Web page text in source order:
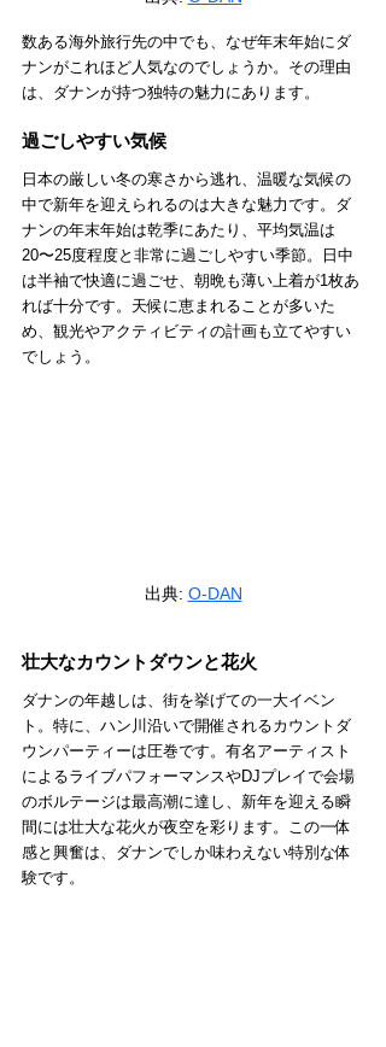
数ある海外旅行先の中でも、なぜ年末年始にダ
ナンがこれほど人気なのでしょうか。その理由
は、ダナンが持つ独特の魅力にあります。
過ごしやすい気候
日本の厳しい冬の寒さから逃れ、温暖な気候の
中で新年を迎えられるのは大きな魅力です。ダ
ナンの年末年始は乾季にあたり、平均気温は
20〜25度程度と非常に過ごしやすい季節。日中
は半袖で快適に過ごせ、朝晩も薄い上着が1枚あ
れば十分です。天候に恵まれることが多いた
め、観光やアクティビティの計画も立てやすい
でしょう。
出典: O-DAN
壮大なカウントダウンと花火
ダナンの年越しは、街を挙げての一大イベン
ト。特に、ハン川沿いで開催されるカウントダ
ウンパーティーは圧巻です。有名アーティスト
によるライブパフォーマンスやDJプレイで会場
のボルテージは最高潮に達し、新年を迎える瞬
間には壮大な花火が夜空を彩ります。この一体
感と興奮は、ダナンでしか味わえない特別な体
験です。